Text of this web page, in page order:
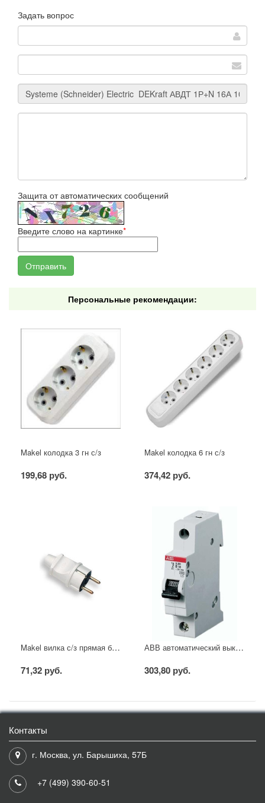
Задать вопрос
Защита от автоматических сообщений
Введите слово на картинке*
Персональные рекомендации:
Makel колодка 3 гн с/з
199,68 руб.
Makel колодка 6 гн с/з
374,42 руб.
Makel вилка с/з прямая белая
71,32 руб.
АВВ автоматический выключатель SH201 - C16
303,80 руб.
Контакты
г. Москва, ул. Барышиха, 57Б
+7 (499) 390-60-51